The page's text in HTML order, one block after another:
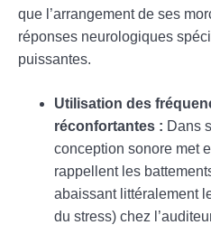
que l’arrangement de ses
réponses neurologiques
puissantes.
Utilisation des
réconfortantes : Dans
conception sonore met
rappellent les
abaissant littéralement
du stress) chez